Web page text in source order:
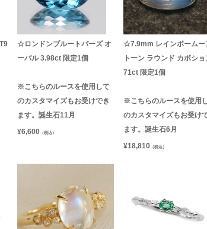
☆ロンドンブルートパーズ オ
ーバル 3.98ct 限定1個
※こちらのルースを使用して
のカスタマイズもお受けでき
ます。誕生石11月
¥6,600 （税込）
☆7.9mm レインボームー
トーン ラウンド カボシ
71ct 限定1個
※こちらのルースを使用
のカスタマイズもお受け
ます。誕生石6月
¥18,810 （税込）